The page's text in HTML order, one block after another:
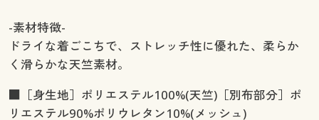
-素材特徴-
ドライな着ごこちで、ストレッチ性に優れた、柔らか
く滑らかな天竺素材。
■［身生地］ポリエステル100%(天竺)［別布部分］ポ
リエステル90%ポリウレタン10%(メッシュ)